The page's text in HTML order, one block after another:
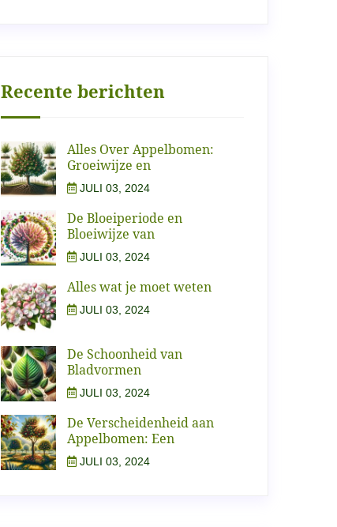
Recente berichten
Alles Over Appelbomen:
Groeiwijze en
JULI 03, 2024
De Bloeiperiode en
Bloeiwijze van
JULI 03, 2024
Alles wat je moet weten
JULI 03, 2024
De Schoonheid van
Bladvormen
JULI 03, 2024
De Verscheidenheid aan
Appelbomen: Een
JULI 03, 2024